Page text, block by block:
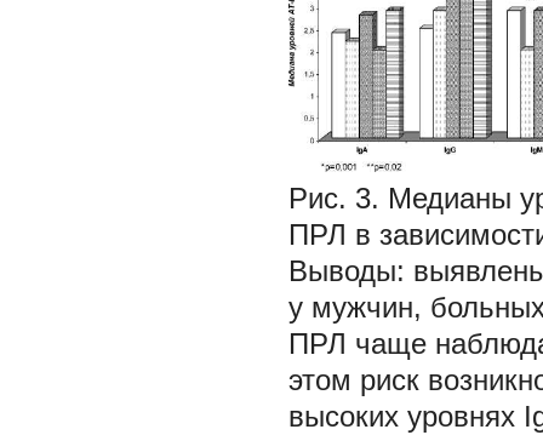
Рис. 3. Медианы
ПРЛ в
Выводы:
у мужчин,
ПРЛ чаще
этом риск
высоких уровнях